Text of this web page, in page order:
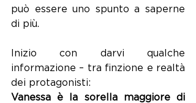
può essere uno spunto a saperne
di più.
Inizio con darvi qualche
informazione – tra finzione e realtà
dei protagonisti:
Vanessa è la sorella maggiore di